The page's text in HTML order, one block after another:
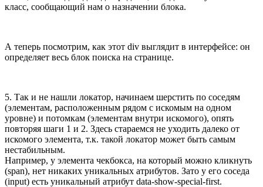
класс, сообщающий нам о назначении блока.
А теперь посмотрим, как этот div выглядит в интерфейсе: он
определяет весь блок поиска на странице.
5. Так и не нашли локатор, начинаем шерстить по соседям
(элементам, расположенным рядом с искомым на одном
уровне) и потомкам (элементам внутри искомого), опять
повторяя шаги 1 и 2. Здесь стараемся не уходить далеко от
искомого элемента, т.к. такой локатор может быть самым
нестабильным.
Например, у элемента чекбокса, на который можно кликнуть
(span), нет никаких уникальных атрибутов. Зато у его соседа
(input) есть уникальный атрибут data-show-special-first.